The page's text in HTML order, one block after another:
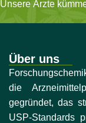
Unsere Ärzte
Über uns
die
gegründet, das
USP-Standards